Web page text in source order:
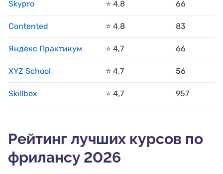
Skypro ⭐️ 4,8 66
Contented ⭐️ 4,8 83
Яндекс Практикум ⭐️ 4,7 66
XYZ School ⭐️ 4,7 56
Skillbox ⭐️ 4,7 957
Рейтинг лучших курсов по
фрилансу 2026